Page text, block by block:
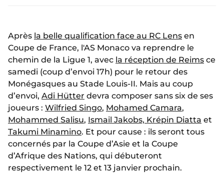
Après la belle qualification face au RC Lens en
Coupe de France, l'AS Monaco va reprendre le
chemin de la Ligue 1, avec la réception de Reims ce
samedi (coup d’envoi 17h) pour le retour des
Monégasques au Stade Louis-II. Mais au coup
d’envoi, Adi Hütter devra composer sans six de ses
joueurs : Wilfried Singo, Mohamed Camara,
Mohammed Salisu, Ismail Jakobs, Krépin Diatta et
Takumi Minamino. Et pour cause : ils seront tous
concernés par la Coupe d’Asie et la Coupe
d’Afrique des Nations, qui débuteront
respectivement le 12 et 13 janvier prochain.